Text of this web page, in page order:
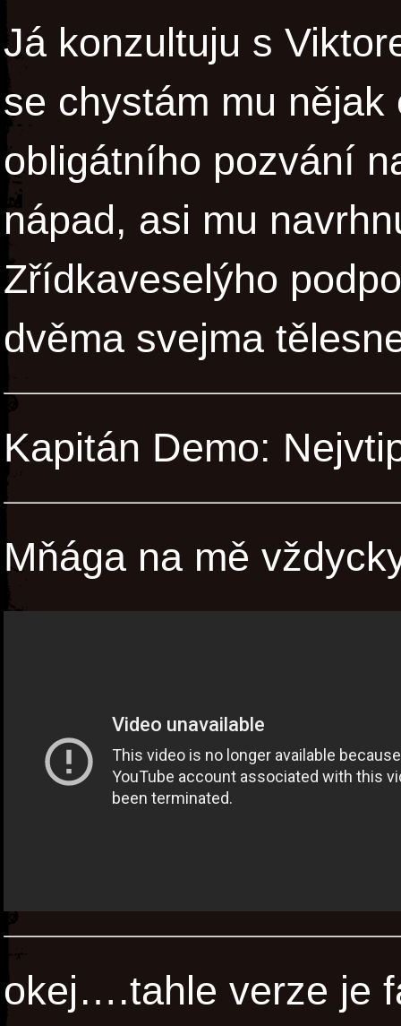
Já konzultuju s
se chystám mu nějak
obligátního pozvání
nápad, asi mu
Zřídkaveselýho
dvěma svejma
Kapitán Demo:
Mňága na mě
okej….tahle verze je